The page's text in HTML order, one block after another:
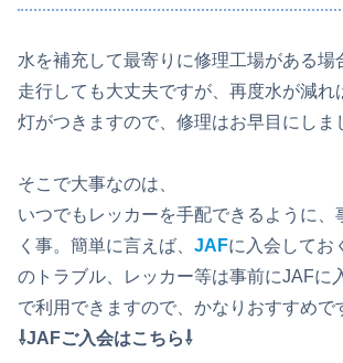
水を補充して最寄りに修理工場がある場
走行しても大丈夫ですが、再度水が減れ
灯がつきますので、修理はお早目にしま
そこで大事なのは、
いつでもレッカーを手配できるように、
く事。簡単に言えば、 JAFに入会してお
のトラブル、レッカー等は事前にJAFに
で利用できますので、かなりおすすめで
⇩JAFご入会はこちら⇩